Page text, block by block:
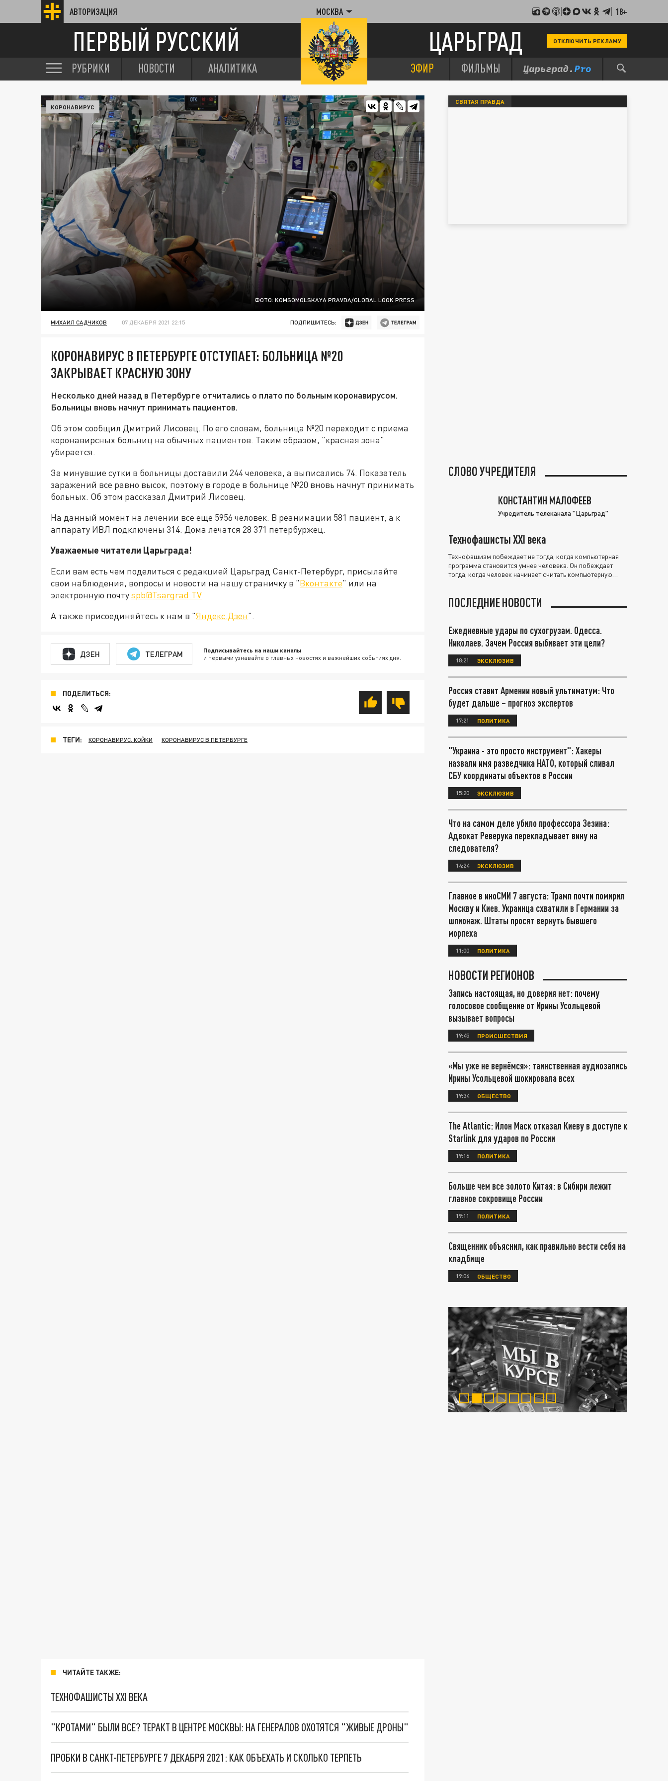
АВТОРИЗАЦИЯ МОСКВА 18+
ПЕРВЫЙ РУССКИЙ ЦАРЬГРАД ОТКЛЮЧИТЬ РЕКЛАМУ
РУБРИКИ НОВОСТИ АНАЛИТИКА ЭФИР ФИЛЬМЫ
ФОТО: KOMSOMOLSKAYA PRAVDA/GLOBAL LOOK PRESS
КОРОНАВИРУС
МИХАИЛ САДЧИКОВ 07 ДЕКАБРЯ 2021 22:15 ПОДПИШИТЕСЬ:
КОРОНАВИРУС В ПЕТЕРБУРГЕ ОТСТУПАЕТ: БОЛЬНИЦА №20
ЗАКРЫВАЕТ КРАСНУЮ ЗОНУ
Несколько дней назад в Петербурге отчитались о плато по больным коронавирусом.
Больницы вновь начнут принимать пациентов.
Об этом сообщил Дмитрий Лисовец. По его словам, больница №20 переходит с приема
коронавирсных больниц на обычных пациентов. Таким образом, "красная зона"
убирается.
За минувшие сутки в больницы доставили 244 человека, а выписались 74. Показатель
заражений все равно высок, поэтому в городе в больнице №20 вновь начнут принимать
больных. Об этом рассказал Дмитрий Лисовец.
На данный момент на лечении все еще 5956 человек. В реанимации 581 пациент, а к
аппарату ИВЛ подключены 314. Дома лечатся 28 371 петербуржец.
Уважаемые читатели Царьграда!
Если вам есть чем поделиться с редакцией Царьград Санкт-Петербург, присылайте
свои наблюдения, вопросы и новости на нашу страничку в "Вконтакте" или на
электронную почтуspb@Tsargrad.TV
А также присоединяйтесь к нам в "Яндекс.Дзен".
ДЗЕН ТЕЛЕГРАМ Подписывайтесь на наши каналы
и первыми узнавайте о главных новостях и важнейших событиях дня.
ПОДЕЛИТЬСЯ:
ТЕГИ: КОРОНАВИРУС, КОЙКИ КОРОНАВИРУС В ПЕТЕРБУРГЕ
ЧИТАЙТЕ ТАКЖЕ:
ТЕХНОФАШИСТЫ XXI ВЕКА
"КРОТАМИ" БЫЛИ ВСЕ? ТЕРАКТ В ЦЕНТРЕ МОСКВЫ: НА ГЕНЕРАЛОВ ОХОТЯТСЯ "ЖИВЫЕ ДРОНЫ"
ПРОБКИ В САНКТ-ПЕТЕРБУРГЕ 7 ДЕКАБРЯ 2021: КАК ОБЪЕХАТЬ И СКОЛЬКО ТЕРПЕТЬ
СВЯТАЯ ПРАВДА
СЛОВО УЧРЕДИТЕЛЯ
КОНСТАНТИН МАЛОФЕЕВ
Учредитель телеканала "Царьград"
Технофашисты XXI века
Технофашизм побеждает не тогда, когда компьютерная
программа становится умнее человека. Он побеждает
тогда, когда человек начинает считать компьютерную
ПОСЛЕДНИЕ НОВОСТИ
Ежедневные удары по сухогрузам. Одесса.
Николаев. Зачем Россия выбивает эти цели?
18:21 ЭКСКЛЮЗИВ
Россия ставит Армении новый ультиматум: Что
будет дальше – прогноз экспертов
17:21 ПОЛИТИКА
"Украина - это просто инструмент": Хакеры
назвали имя разведчика НАТО, который сливал
СБУ координаты объектов в России
15:20 ЭКСКЛЮЗИВ
Что на самом деле убило профессора Зезина:
Адвокат Реверука перекладывает вину на
следователя?
14:24 ЭКСКЛЮЗИВ
Главное в иноСМИ 7 августа: Трамп почти помирил
Москву и Киев. Украинца схватили в Германии за
шпионаж. Штаты просят вернуть бывшего
морпеха
11:00 ПОЛИТИКА
НОВОСТИ РЕГИОНОВ
Запись настоящая, но доверия нет: почему
голосовое сообщение от Ирины Усольцевой
вызывает вопросы
19:45 ПРОИСШЕСТВИЯ
«Мы уже не вернёмся»: таинственная аудиозапись
Ирины Усольцевой шокировала всех
19:34 ОБЩЕСТВО
The Atlantic: Илон Маск отказал Киеву в доступе к
Starlink для ударов по России
19:16 ПОЛИТИКА
Больше чем все золото Китая: в Сибири лежит
главное сокровище России
19:11 ПОЛИТИКА
Священник объяснил, как правильно вести себя на
кладбище
19:06 ОБЩЕСТВО